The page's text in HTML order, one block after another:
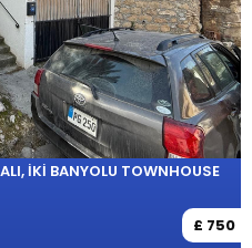
İKI BANYOLU TOWNHOUSE
£ 750